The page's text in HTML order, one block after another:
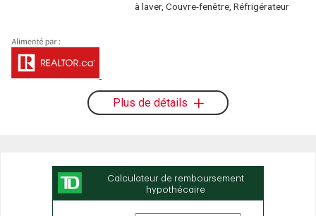
à laver, Couvre-fenêtre, Réfrigérateur
Plus de détails